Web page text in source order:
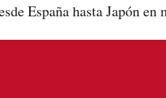
España hasta Japón en